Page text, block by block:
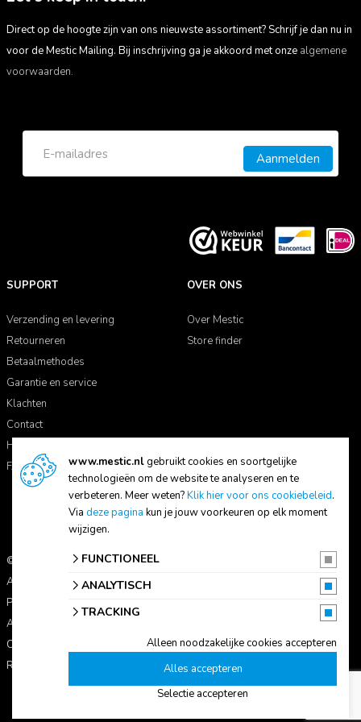
Direct op de hoogte zijn van ons nieuwste assortiment? Schrijf je dan nu in
voor de Mestic Mailing. Bij inschrijving ga je akkoord met onze algemene
voorwaarden.
Aanmelden
SUPPORT
Verzending en levering
Retourneren
Betaalmethodes
Garantie en service
Klachten
Contact
Handleidingen
FAQ
OVER ONS
Over Mestic
Store finder
© 2026 Mestic
Alle prijzen zijn inclusief btw.
Privacyverklaring
Algemene voorwaarden
Cookie-instellingen
Reviewbeleid
www.mestic.nlgebruikt cookies en soortgelijke
technologieën om de website te analyseren en te
verbeteren. Meer weten?Klik hier voor ons cookiebeleid.
Via deze pagina kun je jouw voorkeuren op elk moment
wijzigen.
FUNCTIONEEL
ANALYTISCH
TRACKING
Selectie accepteren
Alles accepteren
Alleen noodzakelijke cookies accepteren